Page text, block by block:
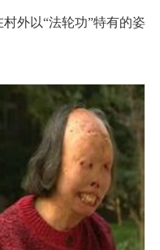
外以“法轮功”特有的姿